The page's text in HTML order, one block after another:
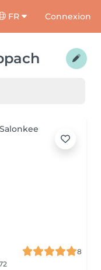
FR Connexion
8